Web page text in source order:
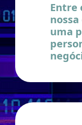
Entre
uma